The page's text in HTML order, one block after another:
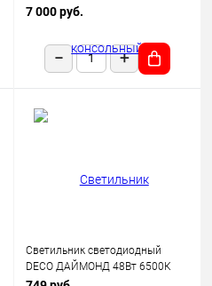
50Hz, SP2924 цвет серый (IP65),
7 000 руб.
Светильник светодиодный
DECO ДАЙМОНД 48Вт 6500К
3120лм 230В 377х73мм IN